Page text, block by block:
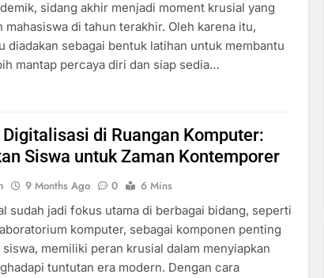
sidang akhir menjadi moment krusial yang
di tahun terakhir. Oleh karena itu,
diadakan sebagai bentuk latihan untuk membantu
mantap percaya diri dan siap sedia…
di Ruangan Komputer:
Siswa untuk Zaman Kontemporer
9 Months Ago 0
6 Mins
sudah jadi fokus utama di berbagai bidang, seperti
komputer, sebagai komponen penting
memiliki peran krusial dalam menyiapkan
tuntutan era modern. Dengan cara